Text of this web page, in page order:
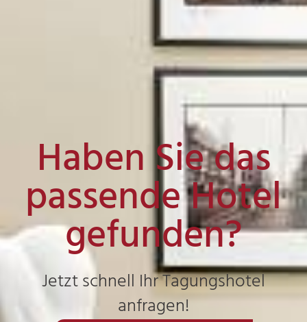
Haben Sie das
passende Hotel
gefunden?
Jetzt schnell Ihr Tagungshotel
anfragen!